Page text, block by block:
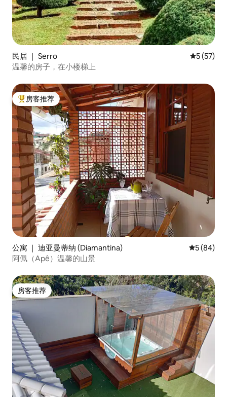
民居 ｜ Serro 平均评分
5 (57)
温馨的房子，在小楼梯上
热门「房客推荐」
房客推荐
公寓 ｜ 迪亚曼蒂纳 (Diamantina) 平均评分
5 (84)
阿佩（Apê）温馨的山景
房客推荐
房客推荐